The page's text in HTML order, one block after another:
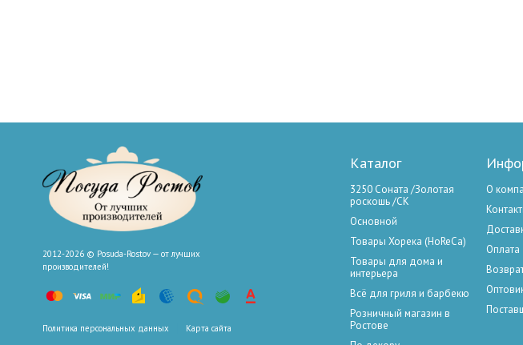
2012-2026 © Posuda-Rostov — от лучших
производителей!
Политика персональных данных Карта сайта
Каталог
3250 Соната /Золотая
роскошь /СК
Основной
Товары Хорека (HoReCa)
Товары для дома и
интерьера
Всё для гриля и барбекю
Розничный магазин в
Ростове
О
Оплата